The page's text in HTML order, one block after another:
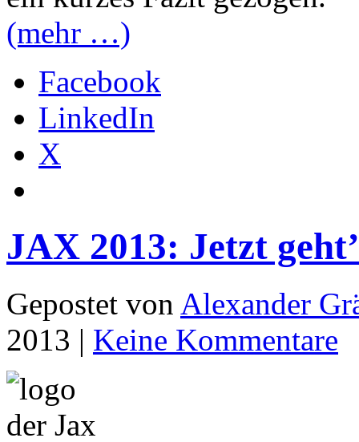
(mehr …)
Facebook
LinkedIn
X
JAX 2013: Jetzt
Gepostet von Alexander
2013 | Keine Kommentare